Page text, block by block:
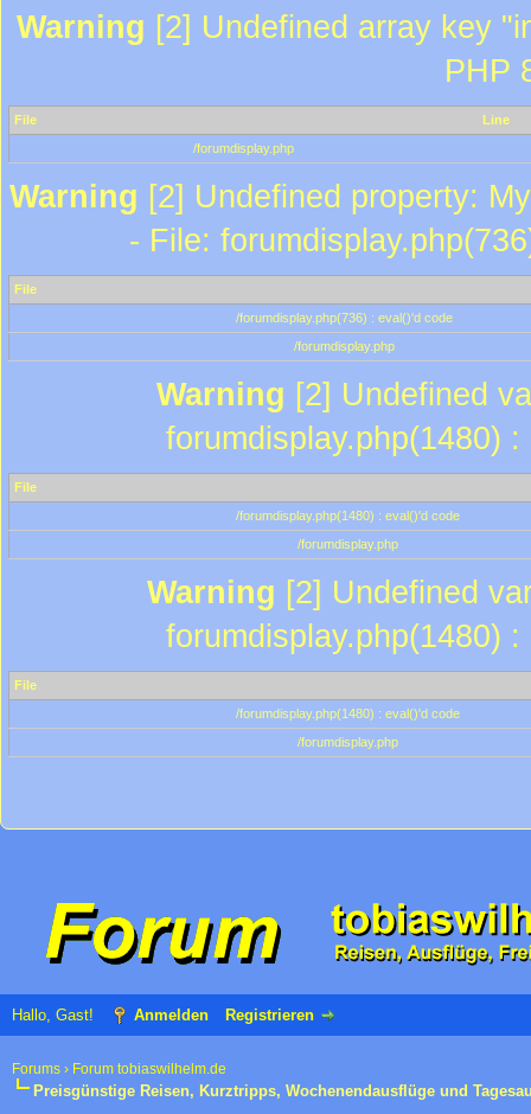
Warning [2] Undefined array key
PHP
File
Line
/forumdisplay.php
Warning [2] Undefined property:
- File:
File
/forumdisplay.php(736) : eval()'d code
/forumdisplay.php
Warning [2] Undefined
forumdisplay.php(1480)
File
/forumdisplay.php(1480) : eval()'d code
/forumdisplay.php
Warning [2] Undefined
forumdisplay.php(1480)
File
/forumdisplay.php(1480) : eval()'d code
/forumdisplay.php
Hallo, Gast! Anmelden Registrieren
Forums › Forum tobiaswilhelm.de
Preisgünstige Reisen, Kurztripps, Wochenendausflüge und